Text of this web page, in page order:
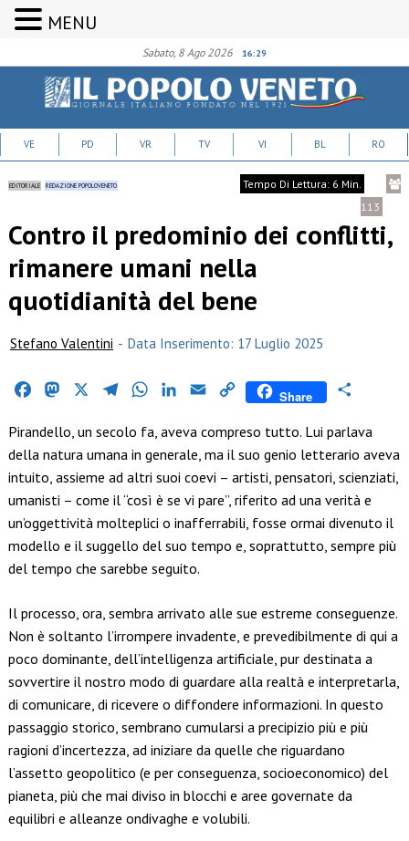
Sabato, 8 Ago 2026 16:29
VE PD VR TV VI BL RO
EDITORIALE REDAZIONE POPOLOVENETO
Tempo Di Lettura: 6 Min.
113
Contro il predominio dei conflitti,
rimanere umani nella
quotidianità del bene
Stefano Valentini - Data Inserimento: 17 Luglio 2025
FacebookMastodon TelegramWhatsAppLinkedIn
Email Copy
Share
Pirandello, un secolo fa, aveva compreso tutto. Lui parlava
della natura umana in generale, ma il suo genio letterario aveva
intuito, assieme ad altri suoi coevi – artisti, pensatori, scienziati,
umanisti – come il “così è se vi pare”, riferito ad una verità e
un’oggettività molteplici o inafferrabili, fosse ormai divenuto il
modello e il suggello del suo tempo e, soprattutto, sempre più
del tempo che sarebbe seguito.
Il processo, ora, sembra arrivato alle sue estreme conseguenze.
Non è soltanto l’irrompere invadente, e prevedibilmente di qui a
poco dominante, dell’intelligenza artificiale, pur destinata a
sovvertire il nostro modo di guardare alla realtà e interpretarla,
di comunicare, di ricevere o diffondere informazioni. In questo
passaggio storico, sembrano cumularsi a precipizio più e più
ragioni d’incertezza, ad iniziare da quelle che riguardano
l’assetto geopolitico (e per conseguenza, socioeconomico) del
pianeta, più che mai diviso in blocchi e aree governate da
equilibri e alleanze ondivaghe e volubili.
MENU